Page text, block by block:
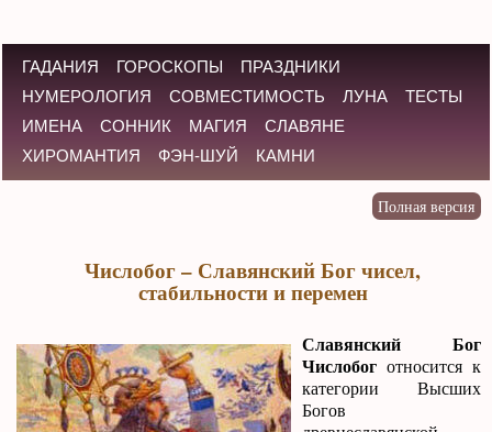
ГАДАНИЯ ГОРОСКОПЫ
ПРАЗДНИКИ
НУМЕРОЛОГИЯ
СОВМЕСТИМОСТЬ ЛУНА
ТЕСТЫ
ИМЕНА
СОННИК МАГИЯ
СЛАВЯНЕ
ХИРОМАНТИЯ
ФЭН-ШУЙ КАМНИ
Числобог – Славянский Бог чисел,
стабильности и перемен
Славянский Бог
Числобог относится к
категории Высших
Богов